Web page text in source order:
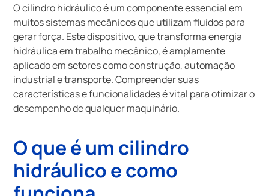
O cilindro hidráulico é um componente essencial em
muitos sistemas mecânicos que utilizam fluidos para
gerar força. Este dispositivo, que transforma energia
hidráulica em trabalho mecânico, é amplamente
aplicado em setores como construção, automação
industrial e transporte. Compreender suas
características e funcionalidades é vital para otimizar o
desempenho de qualquer maquinário.
O que é um cilindro
hidráulico e como